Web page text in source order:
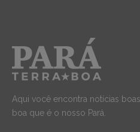
Aqui você encontra notícias
boa que é o nosso Pará.